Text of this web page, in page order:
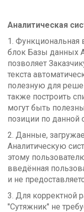
Аналитическая
1.
блок Базы данных
позволяет
текста
полезную для
также построить
могут быть
позиции по данной
2. Данные,
Аналитическую
этому
введённая
и не
3. Для корректной
"Сутяжник" не